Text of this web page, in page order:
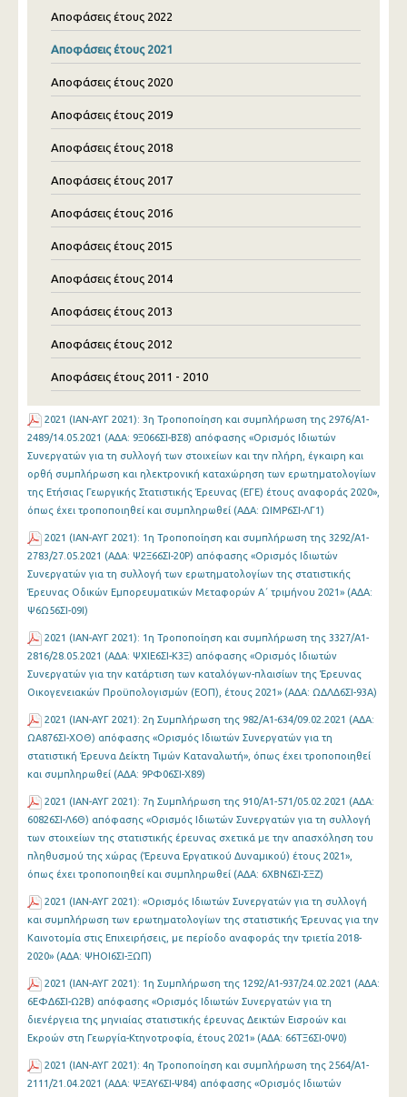
Αποφάσεις έτους 2022
Αποφάσεις έτους 2021
Αποφάσεις έτους 2020
Αποφάσεις έτους 2019
Αποφάσεις έτους 2018
Αποφάσεις έτους 2017
Αποφάσεις έτους 2016
Αποφάσεις έτους 2015
Αποφάσεις έτους 2014
Αποφάσεις έτους 2013
Αποφάσεις έτους 2012
Αποφάσεις έτους 2011 - 2010
2021 (ΙΑΝ-ΑΥΓ 2021): 3η Τροποποίηση και συμπλήρωση της 2976/Α1-
2489/14.05.2021 (ΑΔΑ: 9Ξ066ΣΙ-ΒΣ8) απόφασης «Ορισμός Ιδιωτών
Συνεργατών για τη συλλογή των στοιχείων και την πλήρη, έγκαιρη και
ορθή συμπλήρωση και ηλεκτρονική καταχώρηση των ερωτηματολογίων
της Ετήσιας Γεωργικής Στατιστικής Έρευνας (ΕΓΕ) έτους αναφοράς 2020»,
όπως έχει τροποποιηθεί και συμπληρωθεί (ΑΔΑ: ΩΙΜΡ6ΣΙ-ΛΓ1)
2021 (ΙΑΝ-ΑΥΓ 2021): 1η Τροποποίηση και συμπλήρωση της 3292/Α1-
2783/27.05.2021 (ΑΔΑ: Ψ2Ξ66ΣΙ-20Ρ) απόφασης «Ορισμός Ιδιωτών
Συνεργατών για τη συλλογή των ερωτηματολογίων της στατιστικής
Έρευνας Οδικών Εμπορευματικών Μεταφορών Α΄ τριμήνου 2021» (ΑΔΑ:
Ψ6Ω56ΣΙ-09Ι)
2021 (ΙΑΝ-ΑΥΓ 2021): 1η Τροποποίηση και συμπλήρωση της 3327/Α1-
2816/28.05.2021 (ΑΔΑ: ΨΧΙΕ6ΣΙ-Κ3Ξ) απόφασης «Ορισμός Ιδιωτών
Συνεργατών για την κατάρτιση των καταλόγων-πλαισίων της Έρευνας
Οικογενειακών Προϋπολογισμών (ΕΟΠ), έτους 2021» (ΑΔΑ: ΩΔΛΔ6ΣΙ-93Α)
2021 (ΙΑΝ-ΑΥΓ 2021): 2η Συμπλήρωση της 982/Α1-634/09.02.2021 (ΑΔΑ:
ΩΑ876ΣΙ-ΧΟΘ) απόφασης «Ορισμός Ιδιωτών Συνεργατών για τη
στατιστική Έρευνα Δείκτη Τιμών Καταναλωτή», όπως έχει τροποποιηθεί
και συμπληρωθεί (ΑΔΑ: 9ΡΦ06ΣΙ-Χ89)
2021 (ΙΑΝ-ΑΥΓ 2021): 7η Συμπλήρωση της 910/Α1-571/05.02.2021 (ΑΔΑ:
60826ΣΙ-Λ6Θ) απόφασης «Ορισμός Ιδιωτών Συνεργατών για τη συλλογή
των στοιχείων της στατιστικής έρευνας σχετικά με την απασχόληση του
πληθυσμού της χώρας (Έρευνα Εργατικού Δυναμικού) έτους 2021»,
όπως έχει τροποποιηθεί και συμπληρωθεί (ΑΔΑ: 6ΧΒΝ6ΣΙ-ΣΞΖ)
2021 (ΙΑΝ-ΑΥΓ 2021): «Ορισμός Ιδιωτών Συνεργατών για τη συλλογή
και συμπλήρωση των ερωτηματολογίων της στατιστικής Έρευνας για την
Καινοτομία στις Επιχειρήσεις, με περίοδο αναφοράς την τριετία 2018-
2020» (ΑΔΑ: ΨΗΟΙ6ΣΙ-ΞΩΠ)
2021 (ΙΑΝ-ΑΥΓ 2021): 1η Συμπλήρωση της 1292/Α1-937/24.02.2021 (ΑΔΑ:
6ΕΦΔ6ΣΙ-Ω2Β) απόφασης «Ορισμός Ιδιωτών Συνεργατών για τη
διενέργεια της μηνιαίας στατιστικής έρευνας Δεικτών Εισροών και
Εκροών στη Γεωργία-Κτηνοτροφία, έτους 2021» (ΑΔΑ: 66ΤΞ6ΣΙ-0Ψ0)
2021 (ΙΑΝ-ΑΥΓ 2021): 4η Τροποποίηση και συμπλήρωση της 2564/Α1-
2111/21.04.2021 (ΑΔΑ: ΨΞΑΥ6ΣΙ-Ψ84) απόφασης «Ορισμός Ιδιωτών